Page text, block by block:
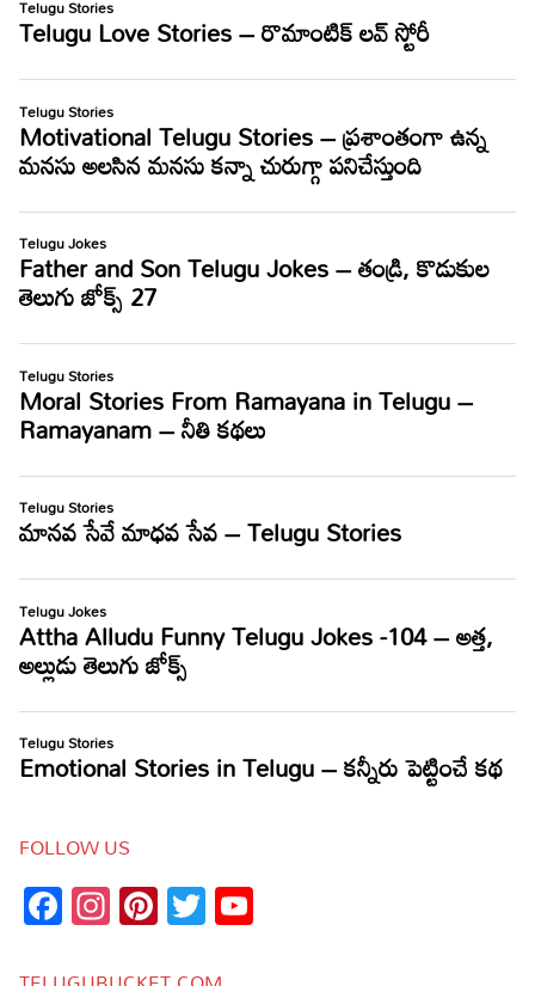
FOLLOW US
Facebook
Instagram
Pinterest
Twitter